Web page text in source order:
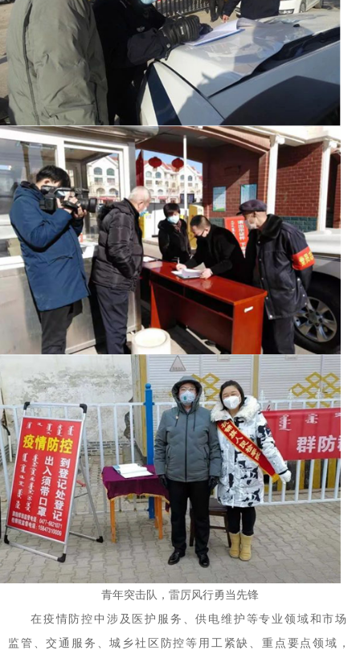
青年突击队，雷厉风行勇当先锋
在疫情防控中涉及医护服务、供电维护等专业领域和市场
监管、交通服务、城乡社区防控等用工紧缺、重点要点领域，